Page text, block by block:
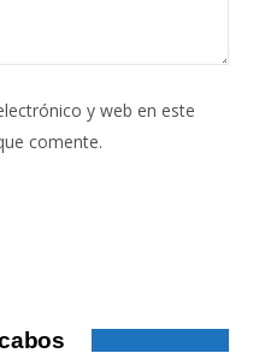
y web en este
comente.